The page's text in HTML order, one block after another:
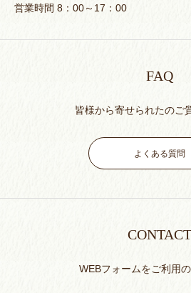
営業時間 8：00～17：00
FAQ
皆様から寄せられたのご
よくある質問
CONTACT
WEBフォームをご利用